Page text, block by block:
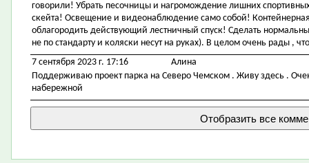
говорили! Убрать песочницы и нагромождение лишних
скейта! Освещение и видеонаблюдение само собой!
облагородить действующий лестничный спуск! Сделать
не по стандарту и коляски несут на руках). В целом очень рады ,
7 сентября 2023 г. 17:16
Алина
Поддерживаю проект парка на Северо Чемском . Живу здесь .
набережной